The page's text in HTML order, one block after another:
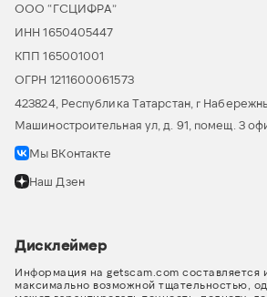
ООО “ГСЦИФРА”
ИНН 1650405447
КПП 165001001
ОГРН 1211600061573
423824, Республика Татарстан, г
Машиностроительная ул, д. 91, помещ. 3
Мы ВКонтакте
Наш Дзен
Дисклеймер
Информация на getscam.com составляется
максимально возможной тщательностью,